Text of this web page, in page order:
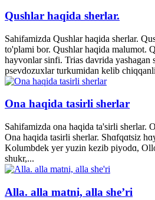
Qushlar haqida sherlar.
Sahifamizda Qushlar haqida sherlar.
to'plami bor. Qushlar haqida malumot.
hayvonlar sinfi. Trias davrida
psevdozuxlar turkumidan kelib
Ona haqida tasirli sherlar
Sahifamizda ona haqida ta'sirli sherlar.
Ona haqida tasirli sherlar. Shɑfqɑtsiz
Kolumbdek yer yuzin kezib piyodɑ,
shukr,...
Alla. alla matni, alla she’ri